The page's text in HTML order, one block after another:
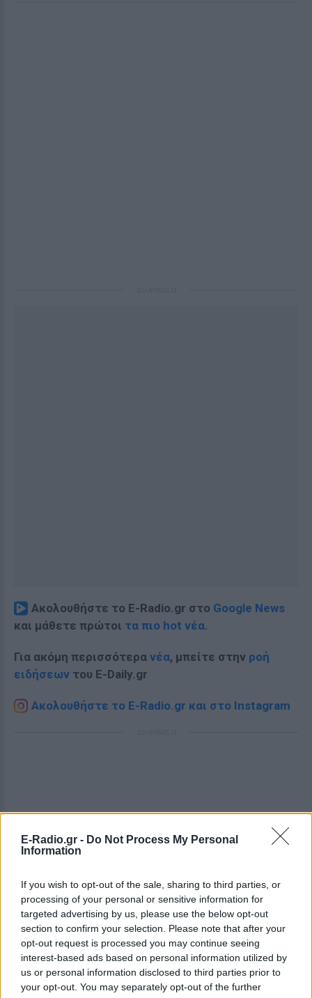
E-Radio.gr - Do Not Process My Personal
Information
If you wish to opt-out of the sale, sharing to third parties, or
processing of your personal or sensitive information for
targeted advertising by us, please use the below opt-out
section to confirm your selection. Please note that after your
opt-out request is processed you may continue seeing
interest-based ads based on personal information utilized by
us or personal information disclosed to third parties prior to
your opt-out. You may separately opt-out of the further
Ακολουθήστε το E-Radio.gr στο Google News
και μάθετε πρώτοι τα πιο hot νέα.
Για ακόμη περισσότερα νέα, μπείτε στην ροή
ειδήσεων του E-Daily.gr
Ακολουθήστε το E-Radio.gr και στο Instagram